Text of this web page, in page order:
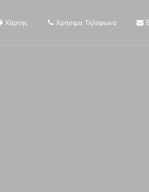
Χάρτης Χρήσιμα Τηλέφωνα